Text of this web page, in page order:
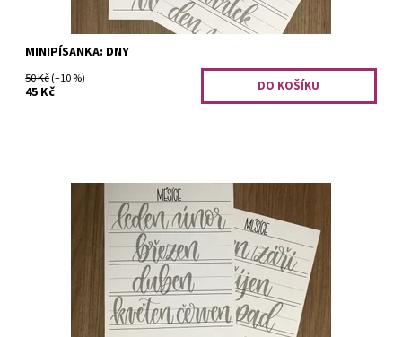
MINIPÍSANKA: DNY
50 Kč(–10 %)
45 Kč
Minipísanka obsahuje 14 slovíček na procvičení.
Na dotaz
1197